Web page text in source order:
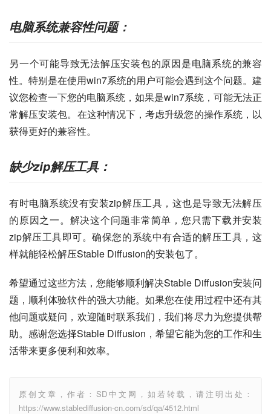
电脑系统兼容性问题：
另一个可能导致无法解压安装包的原因是电脑系统的兼容
性。特别是在使用win7系统的用户可能会遇到这个问题。建
议您检查一下您的电脑系统，如果是win7系统，可能无法正
常解压安装包。在这种情况下，考虑升级您的操作系统，以
获得更好的兼容性。
缺少zip解压工具：
有时电脑系统没有安装zip解压工具，这也是导致无法解压
的原因之一。解决这个问题非常简单，您只需下载并安装
zip解压工具即可。确保您的系统中有合适的解压工具，这
样就能轻松解压Stable Diffusion的安装包了。
希望通过这些方法，您能够顺利解决Stable Diffusion安装问
题，顺利体验软件的强大功能。如果您在使用过程中还有其
他问题或疑问，欢迎随时联系我们，我们将尽力为您提供帮
助。感谢您选择Stable Diffusion，希望它能为您的工作和生
活带来更多便利和效率。
原创文章，作者：SD中文网，如若转载，请注明出处：
https://www.stablediffusion-cn.com/sd/qa/4512.html